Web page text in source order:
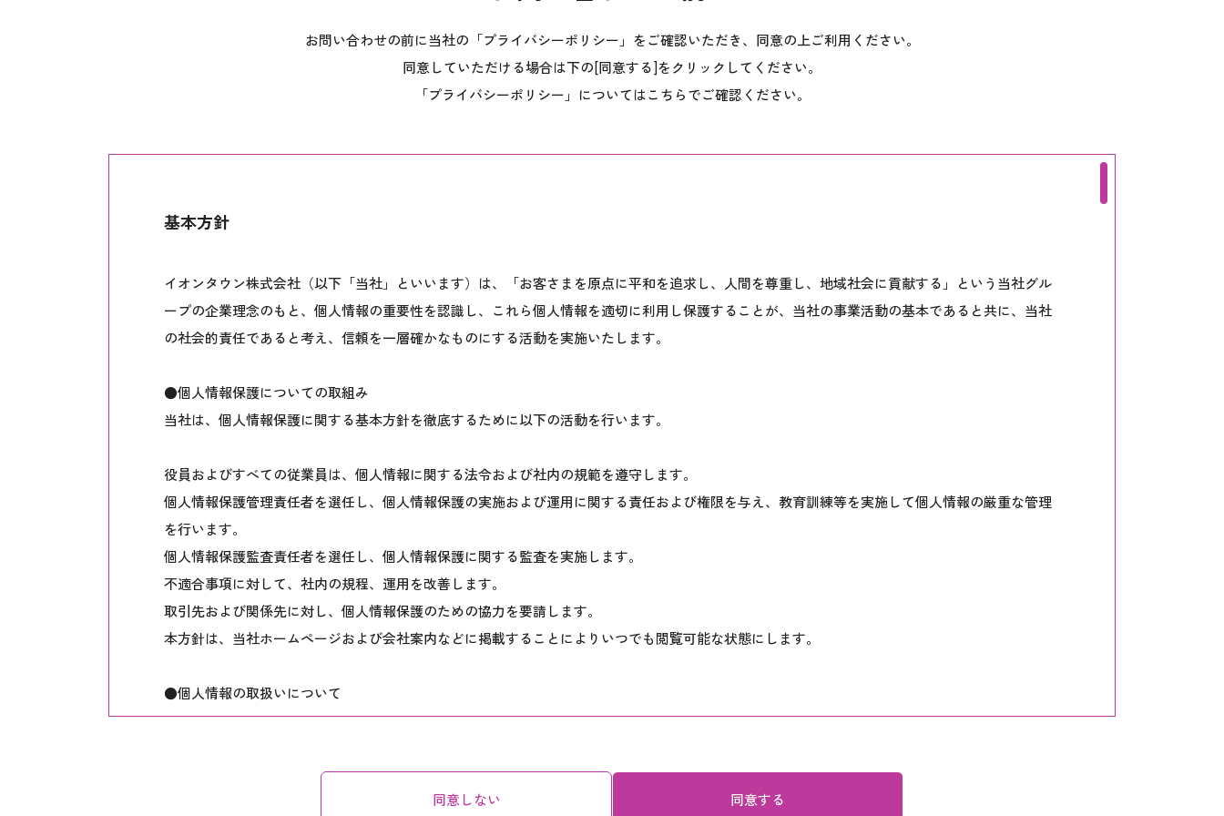
お問い合わせの前に当社の「プライバシーポリシー」をご確認いただき、同意の上ご利用ください。
同意していただける場合は下の[同意する]をクリックしてください。
「プライバシーポリシー」についてはこちらでご確認ください。
基本方針
イオンタウン株式会社（以下「当社」といいます）は、「お客さまを原点に平和を追求し、人間を尊重し、地域社会に貢献する」という当社グル
ープの企業理念のもと、個人情報の重要性を認識し、これら個人情報を適切に利用し保護することが、当社の事業活動の基本であると共に、当社
の社会的責任であると考え、信頼を一層確かなものにする活動を実施いたします。
●個人情報保護についての取組み
当社は、個人情報保護に関する基本方針を徹底するために以下の活動を行います。
役員およびすべての従業員は、個人情報に関する法令および社内の規範を遵守します。
個人情報保護管理責任者を選任し、個人情報保護の実施および運用に関する責任および権限を与え、教育訓練等を実施して個人情報の厳重な管理
を行います。
個人情報保護監査責任者を選任し、個人情報保護に関する監査を実施します。
不適合事項に対して、社内の規程、運用を改善します。
取引先および関係先に対し、個人情報保護のための協力を要請します。
本方針は、当社ホームページおよび会社案内などに掲載することによりいつでも閲覧可能な状態にします。
●個人情報の取扱いについて
収集、利用、提供については、収集時に利用目的を明らかにし、収集した個人情報は、必要な期間に限り、その利用目的の範囲内で使用します。
個人情報に対し、開示・訂正・中止を求められたときは、合理的な期間、妥当な範囲内でこれに速やかに応じます。
安全対策の実施については、不正アクセス、紛失、改ざん、漏えいなどの問題が起きないように適切に取扱います。
同意する
同意しない